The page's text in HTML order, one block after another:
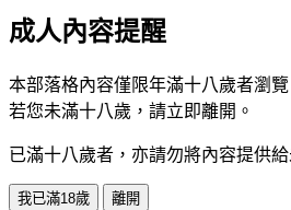
成人內容提醒
本部落格內容僅限年滿十八歲者瀏覽
若您未滿十八歲，請立即離開。
已滿十八歲者，亦請勿將內容提供給
我已滿18歲 離開